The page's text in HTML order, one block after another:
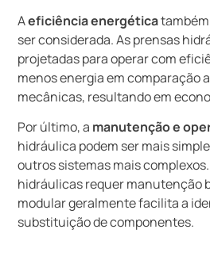
Aeficiência energética
ser considerada. As prensas
projetadas para operar com
menos energia em comparação
mecânicas, resultando em
Por último, a manutenção e
hidráulica podem ser mais
outros sistemas mais
hidráulicas requer manutenção
modular geralmente facilita a
substituição de componentes.